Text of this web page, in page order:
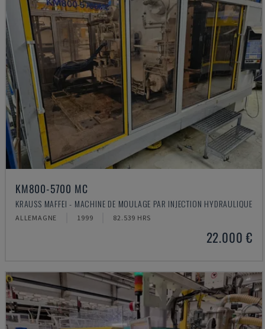
KM800-5700 MC
KRAUSS MAFFEI - MACHINE DE MOULAGE PAR INJECTION HYDRAULIQUE
ALLEMAGNE 1999 82.539 HRS
22.000 €